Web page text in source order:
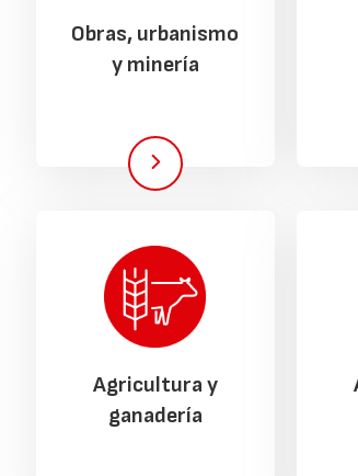
Obras, urbanismo
y minería
Agricultura y
ganadería